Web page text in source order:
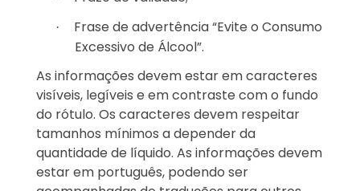
·
Frase de advertência “Evite o Consumo
Excessivo de Álcool”.
As informações devem estar em caracteres
visíveis, legíveis e em contraste com o fundo
do rótulo. Os caracteres devem respeitar
tamanhos mínimos a depender da
quantidade de líquido. As informações devem
estar em português, podendo ser